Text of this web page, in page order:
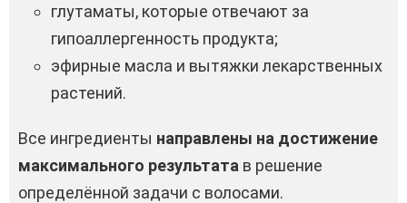
глутаматы, которые отвечают за
гипоаллергенность продукта;
эфирные масла и вытяжки лекарственных
растений.
Все ингредиенты направлены на достижение
максимального результата в решение
определённой задачи с волосами.